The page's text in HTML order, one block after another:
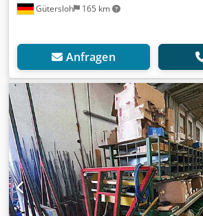
Gütersloh 165 km
Anfragen